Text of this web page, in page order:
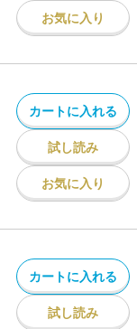
お気に入り
カートに入れる
試し読み
お気に入り
カートに入れる
試し読み